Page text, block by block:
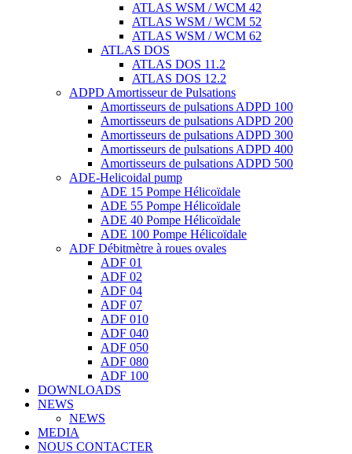
ATLAS WSM / WCM 42
ATLAS WSM / WCM 52
ATLAS WSM / WCM 62
ATLAS DOS
ATLAS DOS 11.2
ATLAS DOS 12.2
ADPD Amortisseur de Pulsations
Amortisseurs de pulsations ADPD 100
Amortisseurs de pulsations ADPD 200
Amortisseurs de pulsations ADPD 300
Amortisseurs de pulsations ADPD 400
Amortisseurs de pulsations ADPD 500
ADE-Helicoidal pump
ADE 15 Pompe Ηélicoïdale
ADE 55 Pompe Ηélicoïdale
ADE 40 Pompe Ηélicoïdale
ADE 100 Pompe Ηélicoïdale
ADF Débitmètre à roues ovales
ADF 01
ADF 02
ADF 04
ADF 07
ADF 010
ADF 040
ADF 050
ADF 080
ADF 100
DOWNLOADS
NEWS
NEWS
MEDIA
NOUS CONTACTER